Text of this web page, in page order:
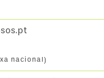
nacional)